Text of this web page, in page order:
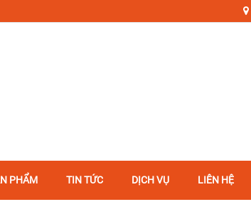
PHẨM TIN TỨC DỊCH VỤ LIÊN HỆ